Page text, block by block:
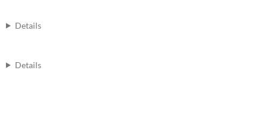
Details
Details